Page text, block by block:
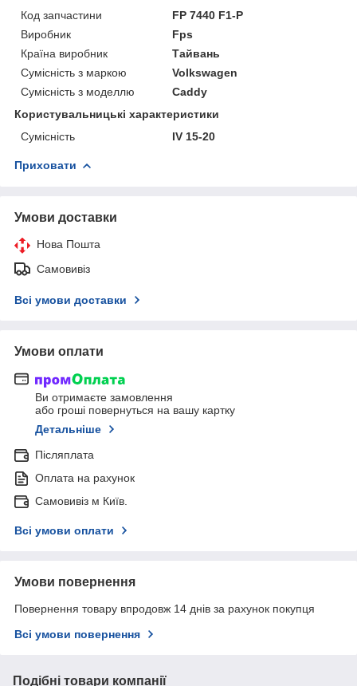
Код запчастини
FP 7440 F1-P
Виробник
Fps
Країна виробник
Тайвань
Сумісність з маркою
Volkswagen
Сумісність з моделлю
Caddy
Користувальницькі характеристики
Сумісність
IV 15-20
Приховати
Умови доставки
Нова Пошта
Самовивіз
Всі умови доставки
Умови оплати
Ви отримаєте замовлення
або гроші повернуться на вашу картку
Детальніше
Післяплата
Оплата на рахунок
Самовивіз м Київ.
Всі умови оплати
Умови повернення
Повернення товару впродовж 14 днів за рахунок покупця
Всі умови повернення
Подібні товари компанії